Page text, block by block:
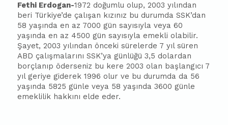
Fethi Erdogan-1972 doğumlu olup, 2003 yılından
beri Türkiye’de çalışan kızınız bu durumda SSK’dan
58 yaşında en az 7000 gün sayısıyla veya 60
yaşında en az 4500 gün sayısıyla emekli olabilir.
Şayet, 2003 yılından önceki sürelerde 7 yıl süren
ABD çalışmalarını SSK’ya günlüğü 3,5 dolardan
borçlanıp öderseniz bu kere 2003 olan başlangıcı 7
yıl geriye giderek 1996 olur ve bu durumda da 56
yaşında 5825 günle veya 58 yaşında 3600 günle
emeklilik hakkını elde eder.